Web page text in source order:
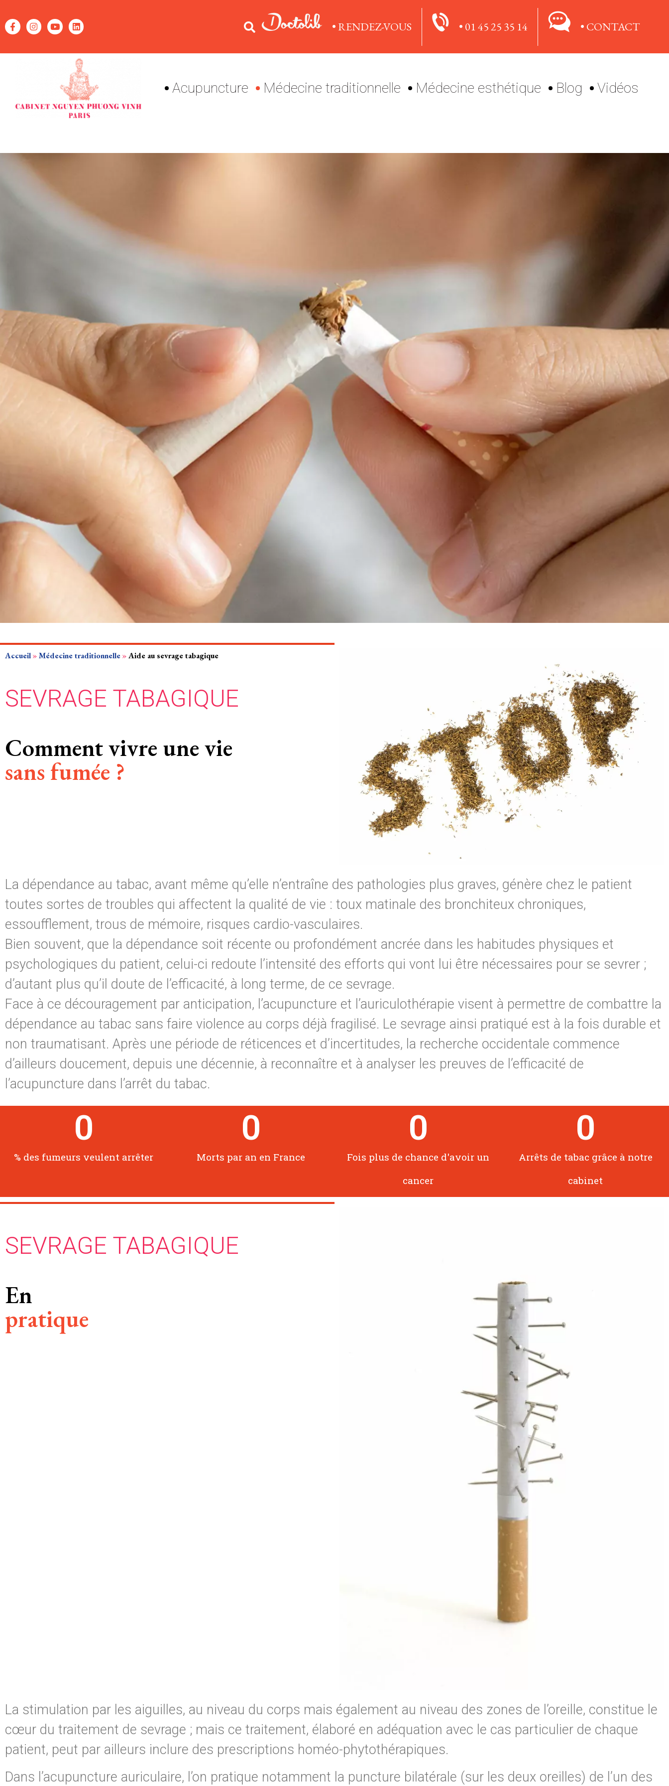
• RENDEZ-VOUS • 01 45 25 35 14 • CONTACT
Acupuncture Médecine traditionnelle Médecine esthétique Blog Vidéos
Accueil»Médecine traditionnelle»Aide au sevrage tabagique
SEVRAGE TABAGIQUE
Comment vivre une vie
sans fumée ?
La dépendance au tabac, avant même qu’elle n’entraîne des pathologies plus graves, génère chez le patient
toutes sortes de troubles qui affectent la qualité de vie : toux matinale des bronchiteux chroniques,
essoufflement, trous de mémoire, risques cardio-vasculaires.
Bien souvent, que la dépendance soit récente ou profondément ancrée dans les habitudes physiques et
psychologiques du patient, celui-ci redoute l’intensité des efforts qui vont lui être nécessaires pour se sevrer ;
d’autant plus qu’il doute de l’efficacité, à long terme, de ce sevrage.
Face à ce découragement par anticipation, l’acupuncture et l’auriculothérapie visent à permettre de combattre la
dépendance au tabac sans faire violence au corps déjà fragilisé. Le sevrage ainsi pratiqué est à la fois durable et
non traumatisant. Après une période de réticences et d’incertitudes, la recherche occidentale commence
d’ailleurs doucement, depuis une décennie, à reconnaître et à analyser les preuves de l’efficacité de
l’acupuncture dans l’arrêt du tabac.
0
% des fumeurs veulent arrêter
0
Morts par an en France
0
Fois plus de chance d'avoir un
cancer
0
Arrêts de tabac grâce à notre
cabinet
SEVRAGE TABAGIQUE
En
pratique
La stimulation par les aiguilles, au niveau du corps mais également au niveau des zones de l’oreille, constitue le
cœur du traitement de sevrage ; mais ce traitement, élaboré en adéquation avec le cas particulier de chaque
patient, peut par ailleurs inclure des prescriptions homéo-phytothérapiques.
Dans l’acupuncture auriculaire, l’on pratique notamment la puncture bilatérale (sur les deux oreilles) de l’un des